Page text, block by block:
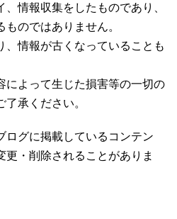
情報収集をしたものであり、
のではありません。
、情報が古くなっていることも
によって生じた損害等の一切の
承ください。
ログに掲載しているコンテン
更・削除されることがありま